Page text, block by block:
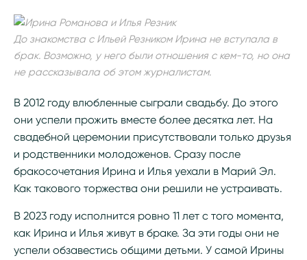
До знакомства с Ильей Резником Ирина не вступала в
брак. Возможно, у него были отношения с кем-то, но она
не рассказывала об этом журналистам.
В 2012 году влюбленные сыграли свадьбу. До этого
они успели прожить вместе более десятка лет. На
свадебной церемонии присутствовали только друзья
и родственники молодоженов. Сразу после
бракосочетания Ирина и Илья уехали в Марий Эл.
Как такового торжества они решили не устраивать.
В 2023 году исполнится ровно 11 лет с того момента,
как Ирина и Илья живут в браке. За эти годы они не
успели обзавестись общими детьми. У самой Ирины